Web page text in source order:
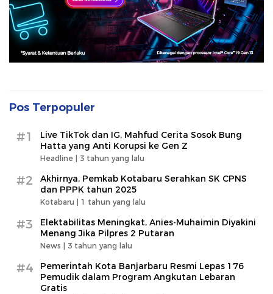
Pos Terpopuler
#1
Live TikTok dan IG, Mahfud Cerita Sosok Bung
Hatta yang Anti Korupsi ke Gen Z
Headline | 3 tahun yang lalu
#2
Akhirnya, Pemkab Kotabaru Serahkan SK CPNS
dan PPPK tahun 2025
Kotabaru | 1 tahun yang lalu
#3
Elektabilitas Meningkat, Anies-Muhaimin Diyakini
Menang Jika Pilpres 2 Putaran
News | 3 tahun yang lalu
#4
Pemerintah Kota Banjarbaru Resmi Lepas 176
Pemudik dalam Program Angkutan Lebaran
Gratis